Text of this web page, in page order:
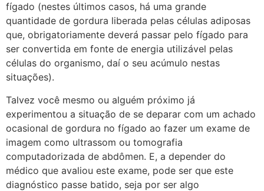
fígado (nestes últimos casos, há uma grande
quantidade de gordura liberada pelas células adiposas
que, obrigatoriamente deverá passar pelo fígado para
ser convertida em fonte de energia utilizável pelas
células do organismo, daí o seu acúmulo nestas
situações).
Talvez você mesmo ou alguém próximo já
experimentou a situação de se deparar com um achado
ocasional de gordura no fígado ao fazer um exame de
imagem como ultrassom ou tomografia
computadorizada de abdômen. E, a depender do
médico que avaliou este exame, pode ser que este
diagnóstico passe batido, seja por ser algo